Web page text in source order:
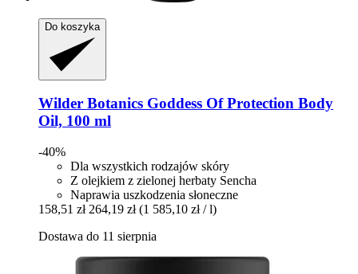
Do koszyka
Wilder Botanics Goddess Of Protection Body
Oil, 100 ml
-40%
Dla wszystkich rodzajów skóry
Z olejkiem z zielonej herbaty Sencha
Naprawia uszkodzenia słoneczne
158,51 zł 264,19 zł (1 585,10 zł / l)
Dostawa do 11 sierpnia